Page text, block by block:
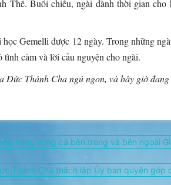
Thể. Buổi chiều, ngài dành thời gian cho
Gemelli được 12 ngày. Trong những
cảm và lời cầu nguyện cho ngài.
Đức Thánh Cha ngủ ngon, và bây giờ
vang vọng cả bên trong và bên ngoài
Thánh Cha thành lập Ủy ban quyên góp